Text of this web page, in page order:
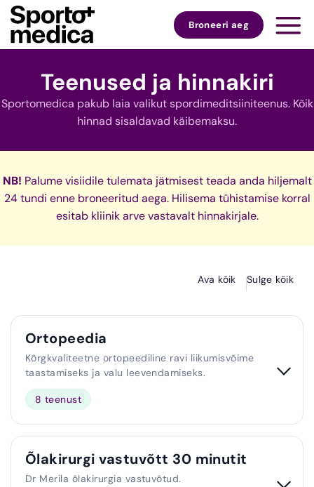
Skip
content
Broneeri aeg
Teenused ja hinnakiri
Sportomedica pakub laia valikut spordimeditsiiniteenus. Kõik
hinnad sisaldavad käibemaksu.
NB! Palume visiidile tulemata jätmisest teada anda hiljemalt
24 tundi enne broneeritud aega. Hilisema tühistamise korral
esitab kliinik arve vastavalt hinnakirjale.
Ava kõik Sulge kõik
Ortopeedia
Kõrgkvaliteetne ortopeediline ravi liikumisvõime
taastamiseks ja valu leevendamiseks.
8 teenust
Õlakirurgi vastuvõtt 30 minutit
Dr Merila õlakirurgia vastuvõtud.